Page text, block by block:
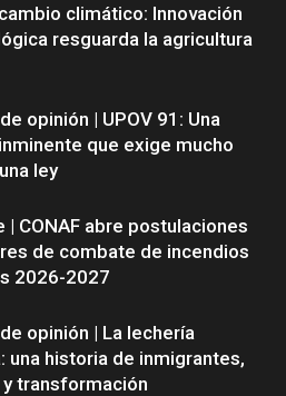
climático: Innovación
resguarda la agricultura
opinión | UPOV 91: Una
que exige mucho
ley
| CONAF abre postulaciones
de combate de incendios
2026-2027
opinión | La lechería
una historia de inmigrantes,
transformación